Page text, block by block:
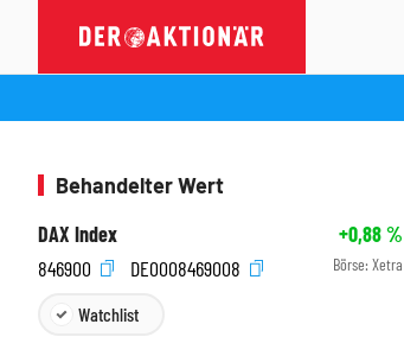
Behandelter Wert
DAX Index
+0,88%
846900
DE0008469008 Börse: Xetra
Watchlist